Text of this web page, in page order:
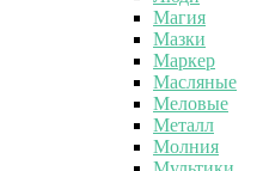
Магия
Мазки
Маркер
Масляные
Меловые
Металл
Молния